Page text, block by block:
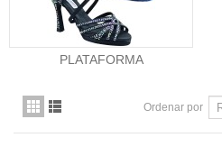
PLATAFORMA
Ordenar por